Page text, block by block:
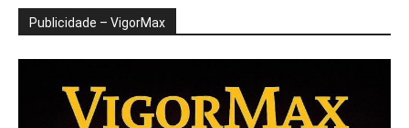
Publicidade – VigorMax